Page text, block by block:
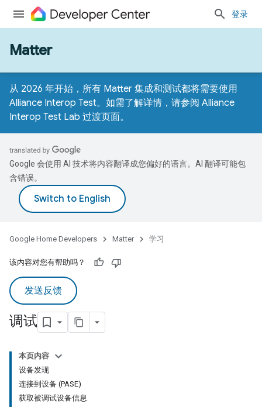
登录
Matter
从 2026 年开始，所有 Matter 集成和测试都将需要使用
Alliance Interop Test。如需了解详情，请参阅 Alliance
Interop Test Lab 过渡页面。
Google 会使用 AI 技术将内容翻译成您偏好的语言。AI 翻译可能包
含错误。
Google Home Developers Matter 学习
该内容对您有帮助吗？
发送反馈
调试
本页内容
设备发现
连接到设备 (PASE)
获取被调试设备信息